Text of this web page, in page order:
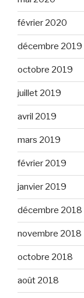
février 2020
décembre 2019
octobre 2019
juillet 2019
avril 2019
mars 2019
février 2019
janvier 2019
décembre 2018
novembre 2018
octobre 2018
août 2018